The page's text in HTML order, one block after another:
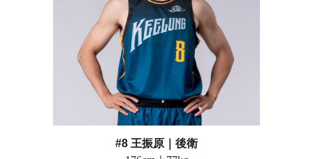
#8 王振原
後衛